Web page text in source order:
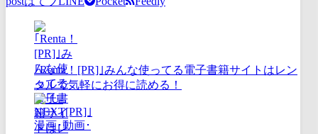
｢Renta！[PR]｣みんな使ってる電子書籍サイトはレン
タルで気軽にお得に読める！